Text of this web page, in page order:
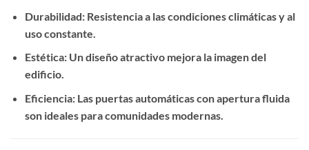
Durabilidad: Resistencia a las condiciones climáticas y al
uso constante.
Estética: Un diseño atractivo mejora la imagen del
edificio.
Eficiencia: Las puertas automáticas con apertura fluida
son ideales para comunidades modernas.